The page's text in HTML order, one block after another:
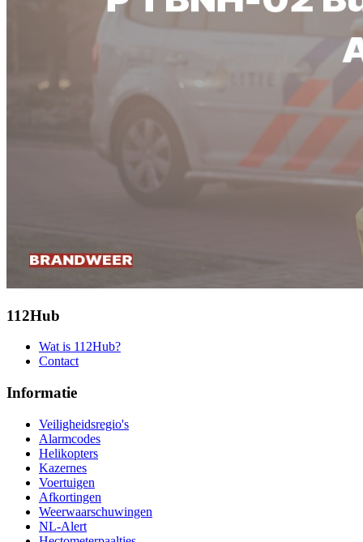
112Hub
Wat is 112Hub?
Contact
Informatie
Veiligheidsregio's
Alarmcodes
Helikopters
Kazernes
Voertuigen
Afkortingen
Weerwaarschuwingen
NL-Alert